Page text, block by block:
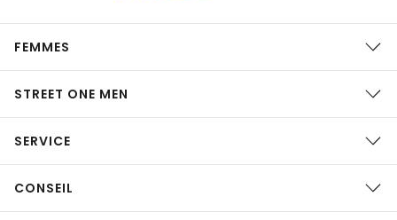
FEMMES
STREET ONE MEN
SERVICE
CONSEIL